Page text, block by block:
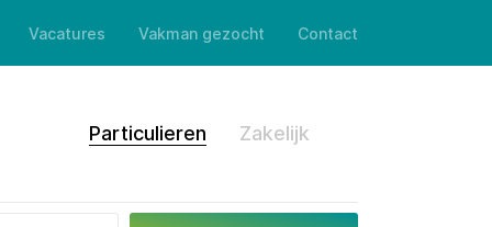
Vacatures Vakman gezocht Contact
Particulieren Zakelijk